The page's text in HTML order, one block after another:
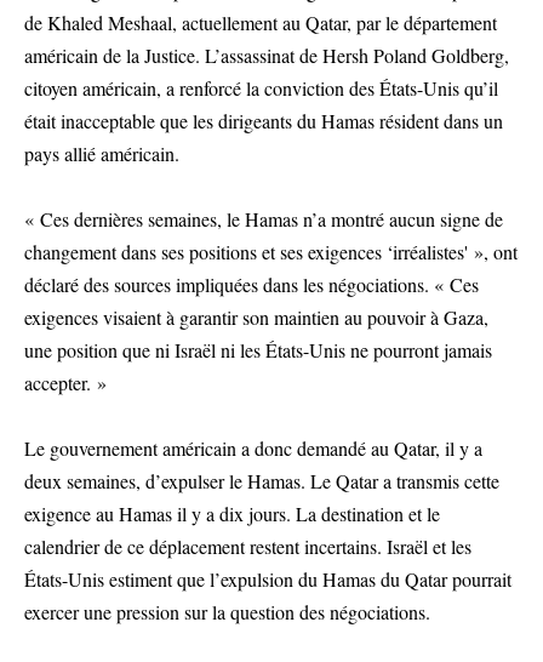
de Khaled Meshaal, actuellement au Qatar, par le département
américain de la Justice. L’assassinat de Hersh Poland Goldberg,
citoyen américain, a renforcé la conviction des États-Unis qu’il
était inacceptable que les dirigeants du Hamas résident dans un
pays allié américain.
« Ces dernières semaines, le Hamas n’a montré aucun signe de
changement dans ses positions et ses exigences ‘irréalistes' », ont
déclaré des sources impliquées dans les négociations. « Ces
exigences visaient à garantir son maintien au pouvoir à Gaza,
une position que ni Israël ni les États-Unis ne pourront jamais
accepter. »
Le gouvernement américain a donc demandé au Qatar, il y a
deux semaines, d’expulser le Hamas. Le Qatar a transmis cette
exigence au Hamas il y a dix jours. La destination et le
calendrier de ce déplacement restent incertains. Israël et les
États-Unis estiment que l’expulsion du Hamas du Qatar pourrait
exercer une pression sur la question des négociations.